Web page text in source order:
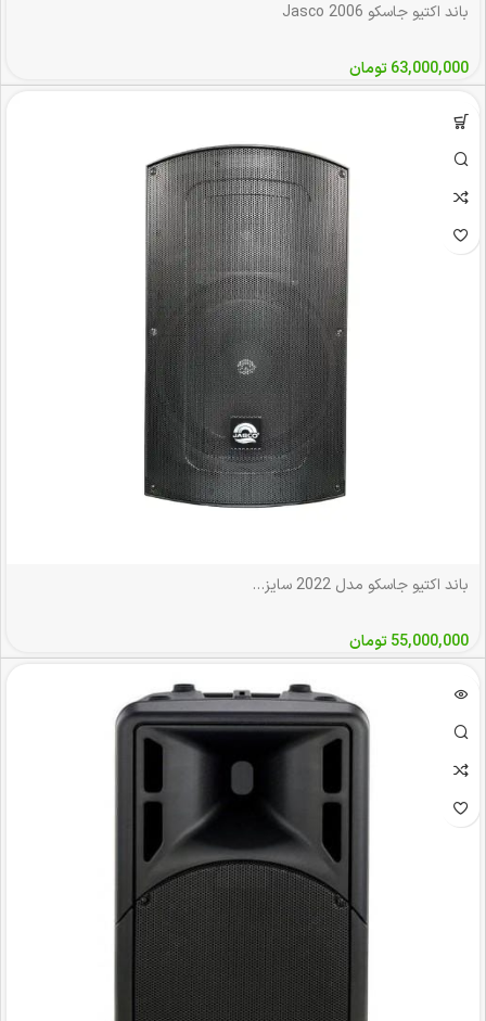
باند اکتیو جاسکو Jasco 2006
63,000,000تومان
باند اکتیو جاسکو مدل 2022 سایز ۱۵ اینچ
55,000,000تومان